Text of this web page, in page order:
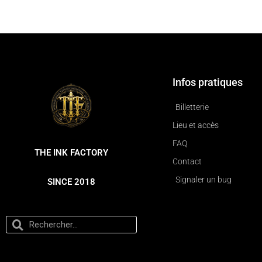
THE INK FACTORY
SINCE 2018
Infos pratiques
Billetterie
Lieu et accès
FAQ
Contact
Signaler un bug